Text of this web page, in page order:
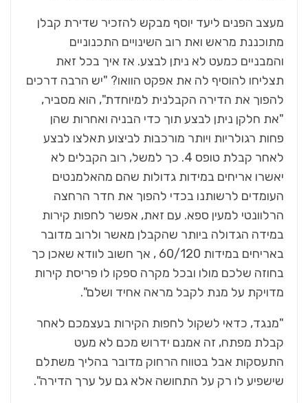
מעצב הפנים ליעד יוסף מבקש להזכיר שדירת קבלן
מתוכננת מראש ואת רוב השינויים התכנוניים
והמבניים כמעט לא ניתן לבצע. אז איך בכל זאת
תצליחו להוסיף לה את אפקט הוואו? "יש הרבה דרכים
להפוך את הדירה הקבלנית למיוחדת", הוא מסביר,
"את חלקן ניתן לבצע תוך כדי הבניה ואחרות שהן
פחות רגולריות ויותר מורכבות לביצוע תאלצו לבצע
לאחר קבלת טופס 4. כך למשל, רוב הקבלים לא
יאשרו אריחים במידות גדולות שהם מהאלמנטים
העומדים לרשותנו בכדי להפוך את חדר הרחצה
הרלוונטי למעין ספא. עם זאת, אפשר לחפות קירות
במידה הגדולה ביותר שהקבלן מאשר ולרוב מדובר
באריחים במידות 60/120 , אך חשוב לוודא שאכן כך
בחוזה שלכם מולו ובכל מקרה ספקו לו פריסת קירות
מדויקת על מנת לקבל מראה אחיד ושלם".
"מנגד, כדאי לשקול לחפות הקירות בעצמכם לאחר
קבלת מפתח, זה אמנם ידרוש מכם לא מעט
התעסקות אבל בטווח הרחוק מדובר בהליך משתלם
שישפיע לו רק על התחושה אלא גם על ערך הדירה".